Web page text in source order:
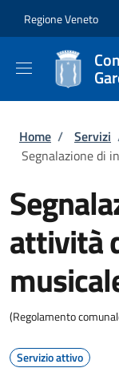
Regione Veneto
Briciole
Home / Servizi
Segnalazione di
attività
(Regolamento
Servizio attivo